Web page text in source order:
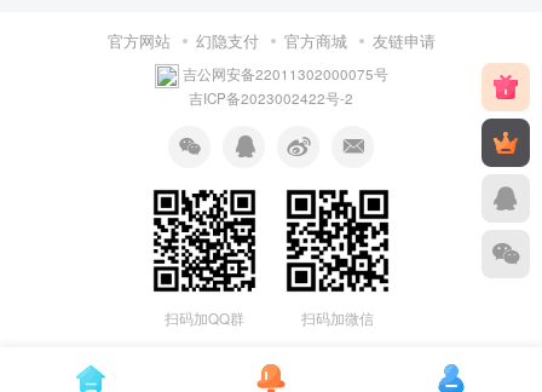
官方网站 幻隐支付 官方商城 友链申请
吉公网安备22011302000075号
吉ICP备2023002422号-2
扫码加QQ群 扫码加微信